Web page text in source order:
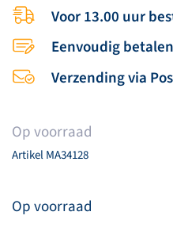
Voor 13.00 uur
Eenvoudig
Verzending via
Op voorraad
ArtikelMA34128
Op voorraad